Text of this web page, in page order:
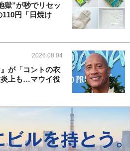
獄”が秒でリセッ
110円「日焼け
2026.08.04
が「コントの衣
上も…マウイ役